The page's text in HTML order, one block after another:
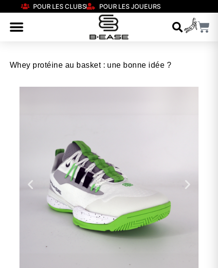
POUR LES CLUBS POUR LES JOUEURS
Whey protéine au basket : une bonne idée ?